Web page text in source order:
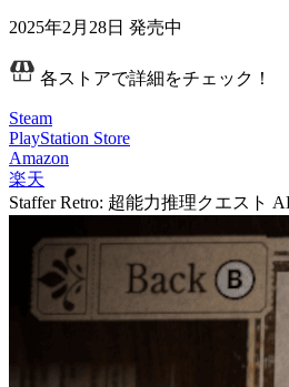
2025年2月28日 発売中
各ストアで詳細をチェック！
Steam
PlayStation Store
Amazon
楽天
Staffer Retro: 超能力推理クエスト